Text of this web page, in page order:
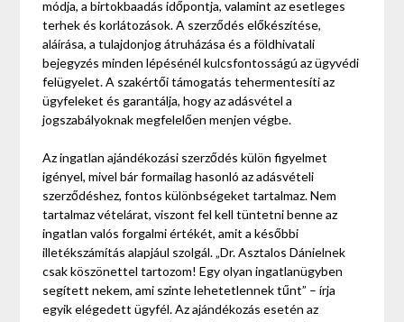
módja, a birtokbaadás időpontja, valamint az esetleges
terhek és korlátozások. A szerződés előkészítése,
aláírása, a tulajdonjog átruházása és a földhivatali
bejegyzés minden lépésénél kulcsfontosságú az ügyvédi
felügyelet. A szakértői támogatás tehermentesíti az
ügyfeleket és garantálja, hogy az adásvétel a
jogszabályoknak megfelelően menjen végbe.
Az ingatlan ajándékozási szerződés külön figyelmet
igényel, mivel bár formailag hasonló az adásvételi
szerződéshez, fontos különbségeket tartalmaz. Nem
tartalmaz vételárat, viszont fel kell tüntetni benne az
ingatlan valós forgalmi értékét, amit a későbbi
illetékszámítás alapjául szolgál. „Dr. Asztalos Dánielnek
csak köszönettel tartozom! Egy olyan ingatlanügyben
segített nekem, ami szinte lehetetlennek tűnt” – írja
egyik elégedett ügyfél. Az ajándékozás esetén az